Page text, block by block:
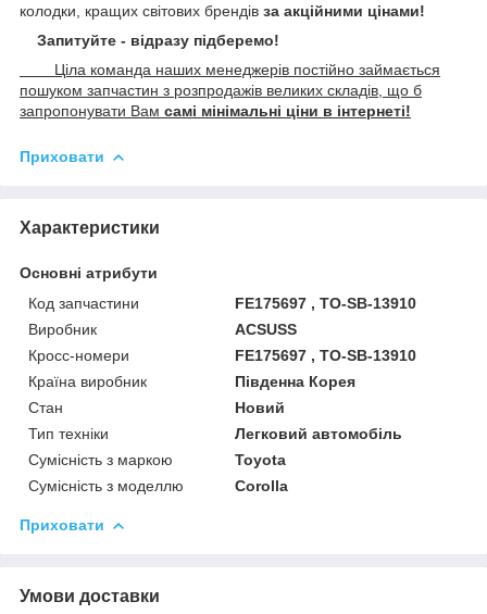
колодки, кращих світових брендів за акційними цінами!
Запитуйте - відразу підберемо!
Ціла команда наших менеджерів постійно займається
пошуком запчастин з розпродажів великих складів, що б
запропонувати Вам самі мінімальні ціни в інтернеті!
Приховати
Характеристики
Основні атрибути
Код запчастини
FE175697 , TO-SB-13910
Виробник
ACSUSS
Кросс-номери
FE175697 , TO-SB-13910
Країна виробник
Південна Корея
Стан
Новий
Тип техніки
Легковий автомобіль
Сумісність з маркою
Toyota
Сумісність з моделлю
Corolla
Приховати
Умови доставки